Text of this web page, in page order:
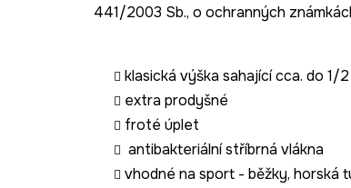
441/2003 Sb., o ochranných
klasická výška sahající cca. do 1/
extra prodyšné
froté úplet
antibakteriální stříbrná vlákna
vhodné na sport - běžky, horská